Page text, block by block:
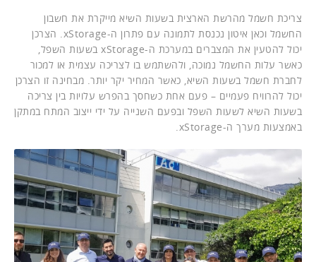
צריכת חשמל מהרשת הארצית בשעות השיא מייקרת את חשבון
החשמל וכאן איטון נכנסת לתמונה עם פתרון ה-xStorage. הצרכן
יכול להטעין את המצברים במערכת ה-xStorage בשעות השפל,
כאשר עלות החשמל נמוכה, ולהשתמש בו לצריכה עצמית או למכור
לחברת חשמל בשעות השיא, כאשר המחיר יקר יותר. מבחינה זו הצרכן
יכול להרוויח פעמיים – פעם אחת כשחסך בהפרש עלויות בין צריכה
בשעות השיא לשעות השפל ובפעם השנייה על ידי ייצוב המתח במתקן
באמצעות מערך ה-xStorage.